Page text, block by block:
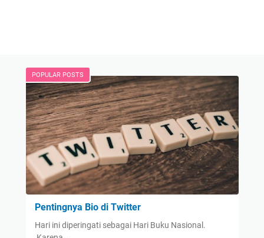
POPULAR POSTS
Pentingnya Bio di Twitter
Hari ini diperingati sebagai Hari Buku Nasional.